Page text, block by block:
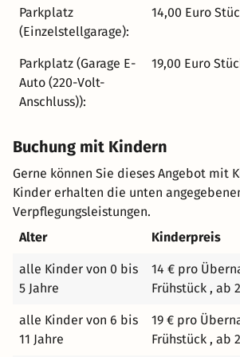
Loch-Golfplatz. Für weitere Aktivitäten
Ausflüge zur Saarschleife, nach Trier,
Mettlach an.
Parkplatz
(Einzelstellgarage):
14,00 Euro
Parkplatz (Garage E-
Auto (220-Volt-
Anschluss)):
19,00 Euro
Buchung mit Kindern
Gerne können Sie dieses Angebot mit
Kinder erhalten die unten
Verpflegungsleistungen.
Alter
Kinderpreis
alle Kinder von 0 bis
5 Jahre
14 € pro
Frühstück , ab
alle Kinder von 6 bis
11 Jahre
19 € pro
Frühstück , ab